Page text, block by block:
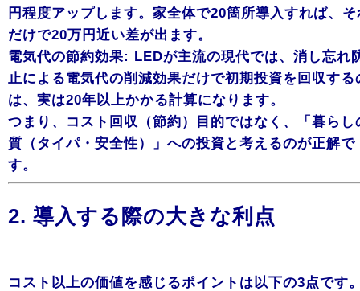
円程度アップします。家全体で20箇所導入すれば、そ
だけで20万円近い差が出ます。
電気代の節約効果: LEDが主流の現代では、消し忘れ
止による電気代の削減効果だけで初期投資を回収する
は、実は20年以上かかる計算になります。
つまり、コスト回収（節約）目的ではなく、「暮らし
質（タイパ・安全性）」への投資と考えるのが正解で
す。
2. 導入する際の大きな利点
コスト以上の価値を感じるポイントは以下の3点です